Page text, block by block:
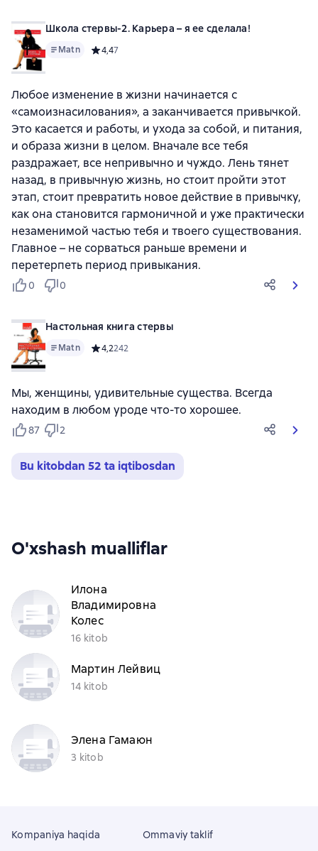
Школа стервы-2. Карьера – я ее сделала!
Matn Средний рейтинг 4,4 на основе 7 оценок
4,47
Любое изменение в жизни начинается с
«самоизнасилования», а заканчивается привычкой.
Это касается и работы, и ухода за собой, и питания,
и образа жизни в целом. Вначале все тебя
раздражает, все непривычно и чуждо. Лень тянет
назад, в привычную жизнь, но стоит пройти этот
этап, стоит превратить новое действие в привычку,
как она становится гармоничной и уже практически
незаменимой частью тебя и твоего существования.
Главное – не сорваться раньше времени и
перетерпеть период привыкания.
0 0
Настольная книга стервы
Matn Средний рейтинг 4,2 на основе 242 оценок
4,2242
Мы, женщины, удивительные существа. Всегда
находим в любом уроде что-то хорошее.
87 2
Bu kitobdan 52 ta iqtibosdan
O'xshash mualliflar
Илона
Владимировна
Колес
16 kitob
Мартин Лейвиц
14 kitob
Элена Гамаюн
3 kitob
Kompaniya haqida Ommaviy taklif